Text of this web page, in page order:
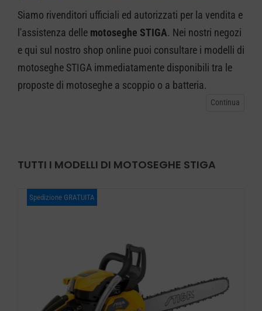
NOLEGGIO
CARRELLO
Siamo rivenditori ufficiali ed autorizzati per la vendita e
l'assistenza delle motoseghe STIGA. Nei nostri negozi
e qui sul nostro shop online puoi consultare i modelli di
motoseghe STIGA immediatamente disponibili tra le
proposte di motoseghe a scoppio o a batteria.
TUTTI I MODELLI DI MOTOSEGHE STIGA
Spedizione GRATUITA